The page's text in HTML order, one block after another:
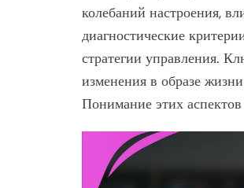
колебаний настроения,
диагностические
стратегии управления.
изменения в образе
Понимание этих